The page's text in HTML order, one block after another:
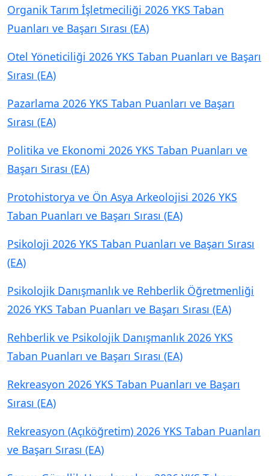
Organik Tarım İşletmeciliği 2026 YKS Taban
Puanları ve Başarı Sırası (EA)
Otel Yöneticiliği 2026 YKS Taban Puanları ve Başarı
Sırası (EA)
Pazarlama 2026 YKS Taban Puanları ve Başarı
Sırası (EA)
Politika ve Ekonomi 2026 YKS Taban Puanları ve
Başarı Sırası (EA)
Protohistorya ve Ön Asya Arkeolojisi 2026 YKS
Taban Puanları ve Başarı Sırası (EA)
Psikoloji 2026 YKS Taban Puanları ve Başarı Sırası
(EA)
Psikolojik Danışmanlık ve Rehberlik Öğretmenliği
2026 YKS Taban Puanları ve Başarı Sırası (EA)
Rehberlik ve Psikolojik Danışmanlık 2026 YKS
Taban Puanları ve Başarı Sırası (EA)
Rekreasyon 2026 YKS Taban Puanları ve Başarı
Sırası (EA)
Rekreasyon (Açıköğretim) 2026 YKS Taban Puanları
ve Başarı Sırası (EA)